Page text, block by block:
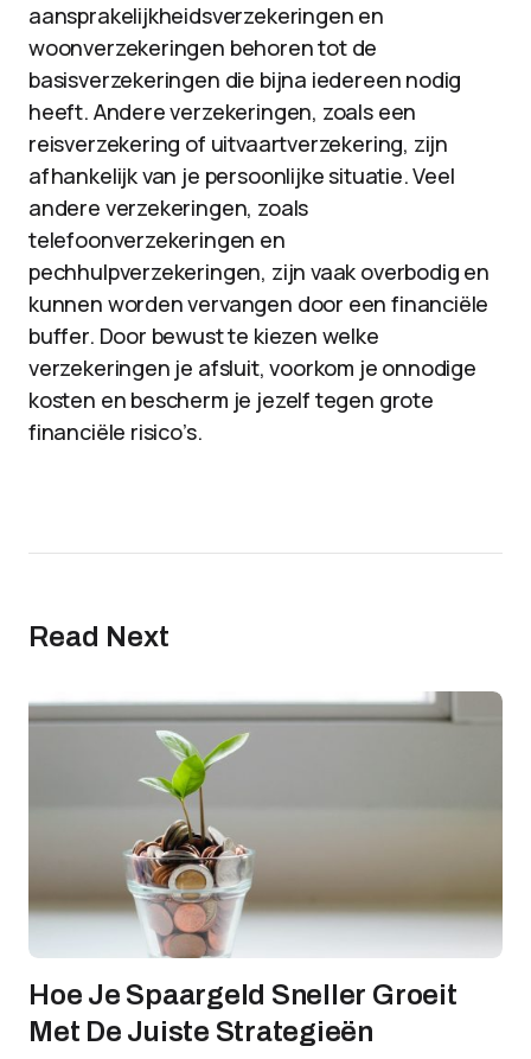
aansprakelijkheidsverzekeringen en
woonverzekeringen behoren tot de
basisverzekeringen die bijna iedereen nodig
heeft. Andere verzekeringen, zoals een
reisverzekering of uitvaartverzekering, zijn
afhankelijk van je persoonlijke situatie. Veel
andere verzekeringen, zoals
telefoonverzekeringen en
pechhulpverzekeringen, zijn vaak overbodig en
kunnen worden vervangen door een financiële
buffer. Door bewust te kiezen welke
verzekeringen je afsluit, voorkom je onnodige
kosten en bescherm je jezelf tegen grote
financiële risico’s.
Read Next
Hoe Je Spaargeld Sneller Groeit
Met De Juiste Strategieën